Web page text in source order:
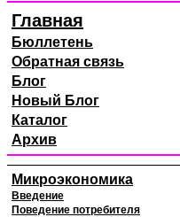
Главная
Бюллетень
Обратная связь
Блог
Новый Блог
Каталог
Архив
Микроэкономика
Введение
Поведение потребителя